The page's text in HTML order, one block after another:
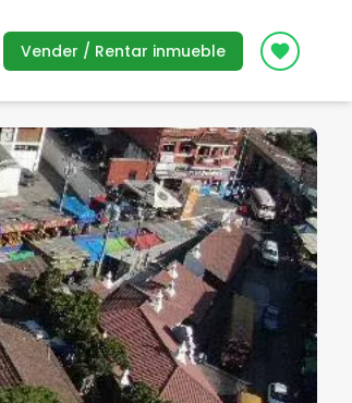
Vender / Rentar inmueble Icon